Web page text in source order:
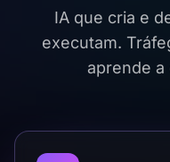
IA que cria e
executam.
aprende